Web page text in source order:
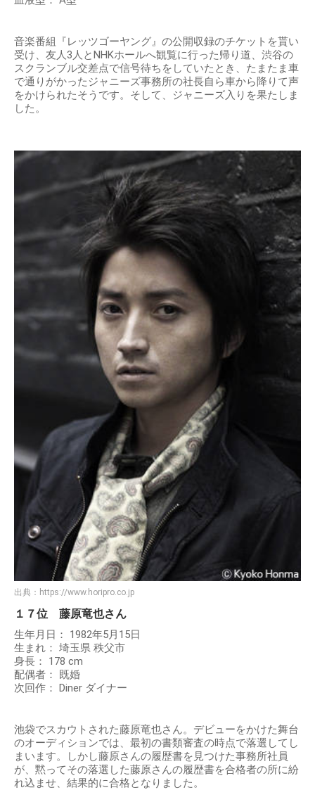
音楽番組『レッツゴーヤング』の公開収録のチケットを貰い
受け、友人3人とNHKホールへ観覧に行った帰り道、渋谷の
スクランブル交差点で信号待ちをしていたとき、たまたま車
で通りがかったジャニーズ事務所の社長自ら車から降りて声
をかけられたそうです。そして、ジャニーズ入りを果たしま
した。
出典： https://www.horipro.co.jp
１７位 藤原竜也さん
生年月日： 1982年5月15日
生まれ： 埼玉県 秩父市
身長： 178 cm
配偶者： 既婚
次回作： Diner ダイナー
池袋でスカウトされた藤原竜也さん。デビューをかけた舞台
のオーディションでは、最初の書類審査の時点で落選してし
まいます。しかし藤原さんの履歴書を見つけた事務所社員
が、黙ってその落選した藤原さんの履歴書を合格者の所に紛
れ込ませ、結果的に合格となりました。